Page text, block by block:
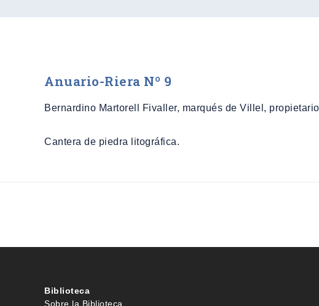
Anuario-Riera Nº 9
Bernardino Martorell Fivaller, marqués de Villel,
Cantera de piedra litográfica.
Biblioteca
Sobre la Biblioteca